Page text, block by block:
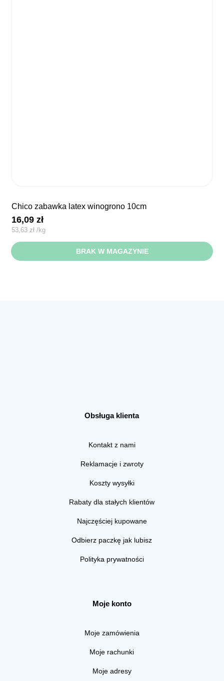
chico zabawka latex winogrono 10cm
16,09zł
53,63zł /kg
BRAK W MAGAZYNIE
Obsługa klienta
Kontakt z nami
Reklamacje i zwroty
Koszty wysyłki
Rabaty dla stałych klientów
Najczęściej kupowane
Odbierz paczkę jak lubisz
Polityka prywatności
Moje konto
Moje zamówienia
Moje rachunki
Moje adresy